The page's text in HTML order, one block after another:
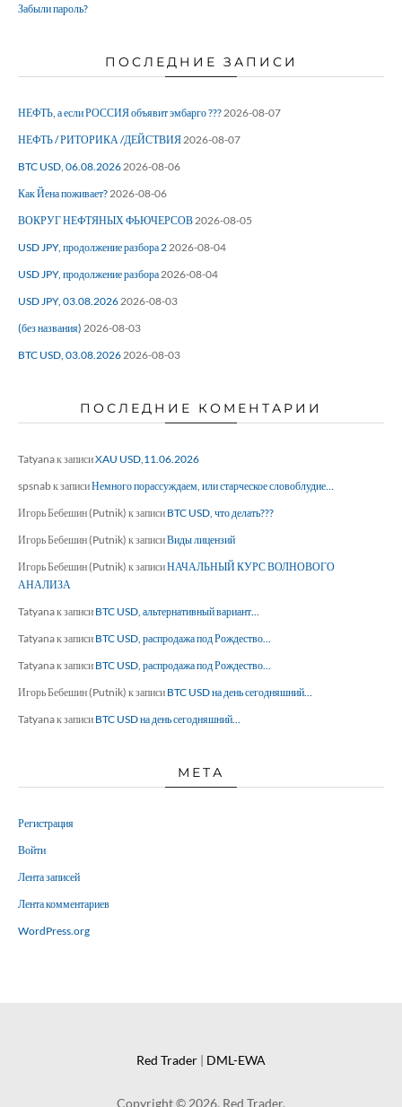
Забыли пароль?
ПОСЛЕДНИЕ ЗАПИСИ
НЕФТЬ, а если РОССИЯ объявит эмбарго ??? 2026-08-07
НЕФТЬ / РИТОРИКА /ДЕЙСТВИЯ 2026-08-07
BTC USD, 06.08.2026 2026-08-06
Как Йена поживает? 2026-08-06
ВОКРУГ НЕФТЯНЫХ ФЬЮЧЕРСОВ 2026-08-05
USD JPY, продолжение разбора 2 2026-08-04
USD JPY, продолжение разбора 2026-08-04
USD JPY, 03.08.2026 2026-08-03
(без названия) 2026-08-03
BTC USD, 03.08.2026 2026-08-03
ПОСЛЕДНИЕ КОМЕНТАРИИ
Tatyanaк записиXAU USD,11.06.2026
spsnabк записиНемного порассуждаем, или старческое словоблудие…
Игорь Бебешин (Putnik) к записи BTC USD, что делать???
Игорь Бебешин (Putnik) к записиВиды лицензий
Игорь Бебешин (Putnik) к записиНАЧАЛЬНЫЙ КУРС ВОЛНОВОГО
АНАЛИЗА
Tatyanaк записи BTC USD, альтернативный вариант…
Tatyanaк записи BTC USD, распродажа под Рождество…
Tatyanaк записи BTC USD, распродажа под Рождество…
Игорь Бебешин (Putnik) к записи BTC USD на день сегодняшний…
Tatyanaк записи BTC USD на день сегодняшний…
МЕТА
Регистрация
Войти
Лента записей
Лента комментариев
WordPress.org
Red Trader | DML-EWA
Copyright © 2026. Red Trader.